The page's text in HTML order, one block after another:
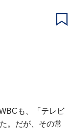
も、「テレビ
。だが、その常